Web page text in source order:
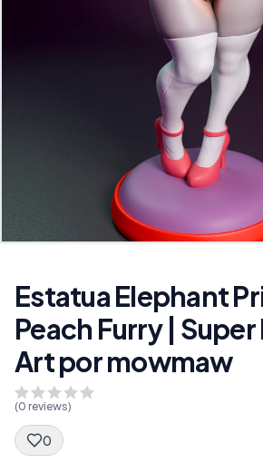
Estatua Elephant
Peach Furry | Super
Art por mowmaw
(0 reviews)
0